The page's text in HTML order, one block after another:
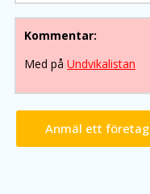
Kommentar:
Med på Undvikalistan
Anmäl ett företag